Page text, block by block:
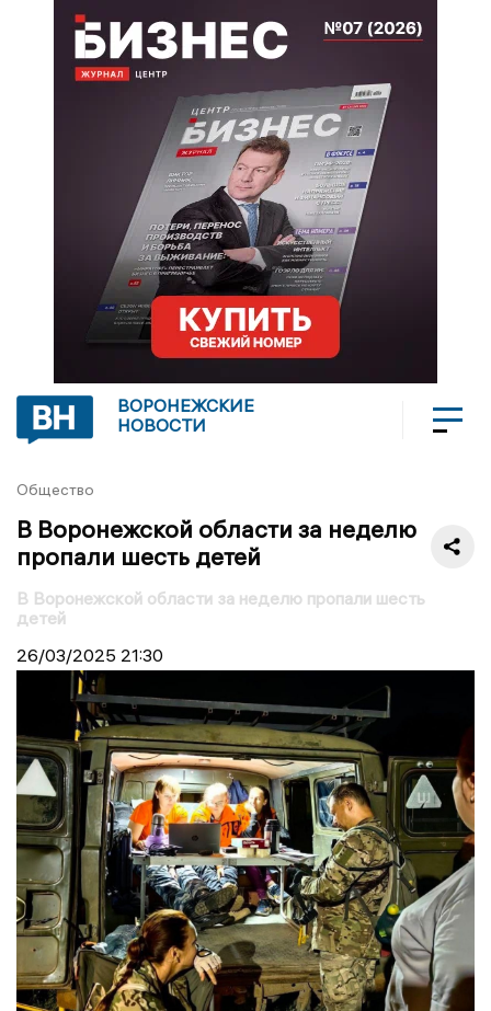
ВОРОНЕЖСКИЕ
НОВОСТИ
Общество
В Воронежской области за неделю
пропали шесть детей
В Воронежской области за неделю пропали шесть
детей
26/03/2025 21:30